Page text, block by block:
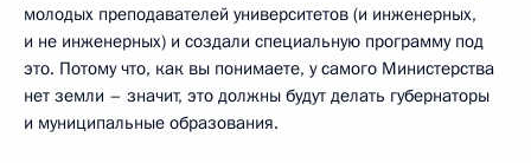
молодых преподавателей университетов (и инженерных,
и не инженерных) и создали специальную программу под
это. Потому что, как вы понимаете, у самого Министерства
нет земли – значит, это должны будут делать губернаторы
и муниципальные образования.